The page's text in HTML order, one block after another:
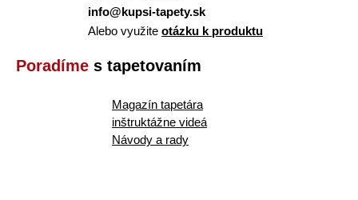
info@kupsi-tapety.sk
Alebo využite otázku k produktu
Poradíme s tapetovaním
Magazín tapetára
inštruktážne videá
Návody a rady